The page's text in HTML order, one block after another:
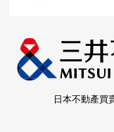
日本不動產買